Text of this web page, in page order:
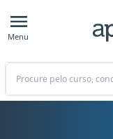
Menu
Buscar